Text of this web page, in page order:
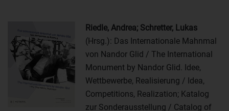
Riedle, Andrea; Schretter, Lukas
(Hrsg.): Das Internationale Mahnmal
von Nandor Glid / The International
Monument by Nandor Glid. Idee,
Wettbewerbe, Realisierung / Idea,
Competitions, Realization; Katalog
zur Sonderausstellung / Catalog of